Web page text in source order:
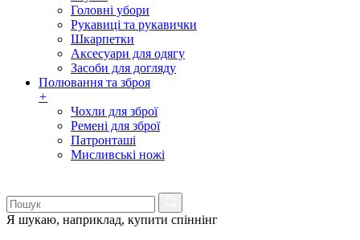
Головні убори
Рукавиці та рукавички
Шкарпетки
Аксесуари для одягу
Засоби для догляду
Полювання та зброя
+
Чохли для зброї
Ремені для зброї
Патронташі
Мисливські ножі
Я шукаю, наприклад, купити спіннінг